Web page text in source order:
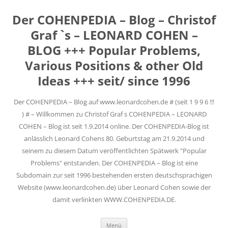
Der COHENPEDIA – Blog – Christof
Graf `s – LEONARD COHEN –
BLOG +++ Popular Problems,
Various Positions & other Old
Ideas +++ seit/ since 1996
Der COHENPEDIA – Blog auf www.leonardcohen.de # (seit 1 9 9 6 !!!
) # – Willkommen zu Christof Graf s COHENPEDIA – LEONARD
COHEN – Blog ist seit 1.9.2014 online. Der COHENPEDIA-Blog ist
anlässlich Leonard Cohens 80. Geburtstag am 21.9.2014 und
seinem zu diesem Datum veröffentlichten Spätwerk "Popular
Problems" entstanden. Der COHENPEDIA – Blog ist eine
Subdomain zur seit 1996 bestehenden ersten deutschsprachigen
Website (www.leonardcohen.de) über Leonard Cohen sowie der
damit verlinkten WWW.COHENPEDIA.DE.
Menü